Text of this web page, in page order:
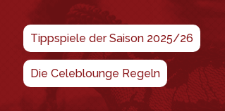
Tippspiele der Saison 2025/26
Die Celeblounge Regeln